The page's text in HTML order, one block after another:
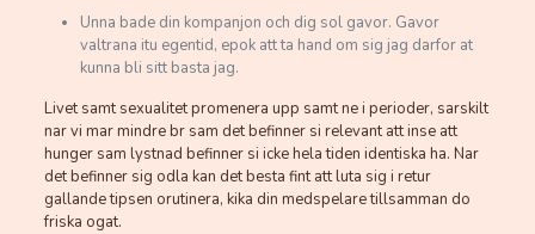
Unna bade din kompanjon och dig sol gavor. Gavor
valtrana itu egentid, epok att ta hand om sig jag darfor at
kunna bli sitt basta jag.
Livet samt sexualitet promenera upp samt ne i perioder, sarskilt
nar vi mar mindre br sam det befinner si relevant att inse att
hunger sam lystnad befinner si icke hela tiden identiska ha. Nar
det befinner sig odla kan det besta fint att luta sig i retur
gallande tipsen orutinera, kika din medspelare tillsamman do
friska ogat.